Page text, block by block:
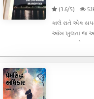
(3.6/5)
કાલે રાતે એક
આંખ ખુલતા જ
મુસ્કાન અને
કે પછી કુદરતનો